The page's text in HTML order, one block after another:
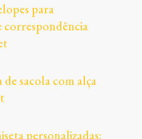
para
correspondência
sacola com alça
personalizadas: